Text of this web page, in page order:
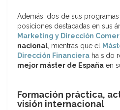
Además, dos de sus
posiciones destacadas en sus
Marketing y Dirección
nacional, mientras que el
Dirección Financiera ha sido
mejor máster de España en
Formación práctica,
visión internacional